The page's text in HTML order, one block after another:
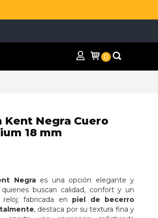
0
Kent Negra Cuero
18 mm
Negra es una opción elegante y
quienes buscan calidad, confort y un
fabricada en piel de becerro
, destaca por su textura fina y